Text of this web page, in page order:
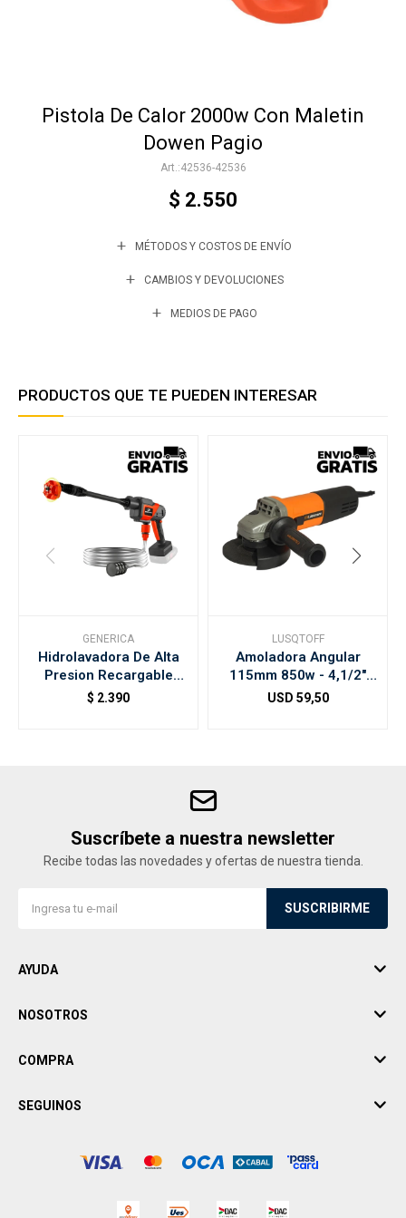
Pistola De Calor 2000w Con Maletin
Dowen Pagio
42536-42536
$ 2.550
MÉTODOS Y COSTOS DE ENVÍO
CAMBIOS Y DEVOLUCIONES
MEDIOS DE PAGO
PRODUCTOS QUE TE PUEDEN INTERESAR
GENERICA
Hidrolavadora De Alta
Presion Recargable
120w
$ 2.390
LUSQTOFF
Amoladora Angular
115mm 850w - 4,1/2"
Lusqtoff
USD 59,50
Suscríbete a nuestra newsletter
Recibe todas las novedades y ofertas de nuestra tienda.
SUSCRIBIRME
AYUDA
NOSOTROS
COMPRA
SEGUINOS
Varios
Trabaja con nosotros